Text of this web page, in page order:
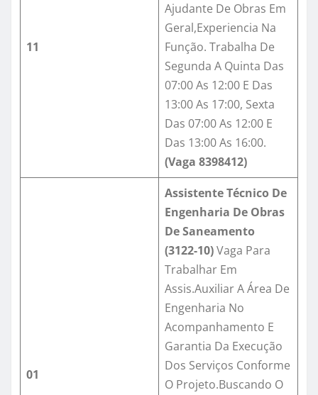
11
Ajudante De Obras Em
Geral,Experiencia Na
Função. Trabalha De
Segunda A Quinta Das
07:00 As 12:00 E Das
13:00 As 17:00, Sexta
Das 07:00 As 12:00 E
Das 13:00 As 16:00.
(Vaga 8398412)
01
Assistente Técnico De
Engenharia De Obras
De Saneamento
(3122-10)Vaga Para
Trabalhar Em
Assis.Auxiliar A Área De
Engenharia No
Acompanhamento E
Garantia Da Execução
Dos Serviços Conforme
O Projeto.Buscando O